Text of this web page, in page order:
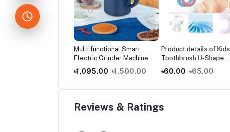
Multi functional Smart
Electric Grinder Machine
৳1,095.00 ৳1,500.00
Product details of Kids
Toothbrush U-Shape
Infant with Handle
Silicone Oral Care
Multicolor Material:
৳60.00 ৳65.00
Reviews & Ratings